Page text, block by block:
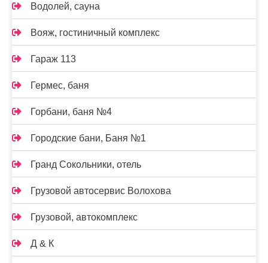
Водолей, сауна
Вояж, гостиничный комплекс
Гараж 113
Гермес, баня
Горбани, баня №4
Городские бани, Баня №1
Гранд Сокольники, отель
Грузовой автосервис Волохова
Грузовой, автокомплекс
Д & К